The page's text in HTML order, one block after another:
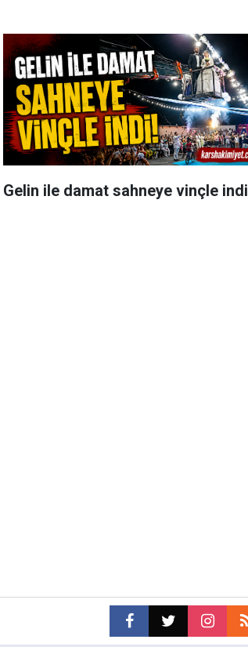
Gelin ile damat sahneye vinçle indi